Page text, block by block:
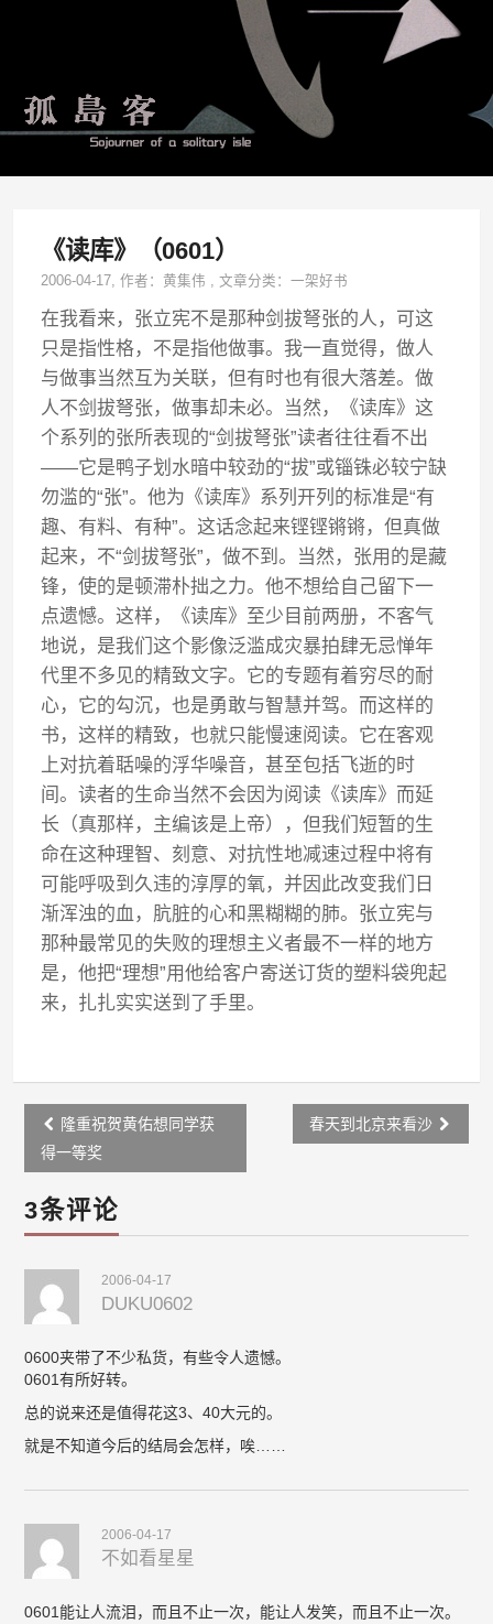
《读库》（0601）
2006-04-17, 作者：黄集伟 ,文章分类：一架好书
在我看来，张立宪不是那种剑拔弩张的人，可这
只是指性格，不是指他做事。我一直觉得，做人
与做事当然互为关联，但有时也有很大落差。做
人不剑拔弩张，做事却未必。当然，《读库》这
个系列的张所表现的“剑拔弩张”读者往往看不出
——它是鸭子划水暗中较劲的“拔”或锱铢必较宁缺
勿滥的“张”。他为《读库》系列开列的标准是“有
趣、有料、有种”。这话念起来铿铿锵锵，但真做
起来，不“剑拔弩张”，做不到。当然，张用的是藏
锋，使的是顿滞朴拙之力。他不想给自己留下一
点遗憾。这样，《读库》至少目前两册，不客气
地说，是我们这个影像泛滥成灾暴拍肆无忌惮年
代里不多见的精致文字。它的专题有着穷尽的耐
心，它的勾沉，也是勇敢与智慧并驾。而这样的
书，这样的精致，也就只能慢速阅读。它在客观
上对抗着聒噪的浮华噪音，甚至包括飞逝的时
间。读者的生命当然不会因为阅读《读库》而延
长（真那样，主编该是上帝），但我们短暂的生
命在这种理智、刻意、对抗性地减速过程中将有
可能呼吸到久违的淳厚的氧，并因此改变我们日
渐浑浊的血，肮脏的心和黑糊糊的肺。张立宪与
那种最常见的失败的理想主义者最不一样的地方
是，他把“理想”用他给客户寄送订货的塑料袋兜起
来，扎扎实实送到了手里。
Post
navigation
隆重祝贺黄佑想同学获
得一等奖
春天到北京来看沙
3条评论
2006-04-17
DUKU0602
0600夹带了不少私货，有些令人遗憾。
0601有所好转。
总的说来还是值得花这3、40大元的。
就是不知道今后的结局会怎样，唉……
2006-04-17
不如看星星
0601能让人流泪，而且不止一次，能让人发笑，而且不止一次。